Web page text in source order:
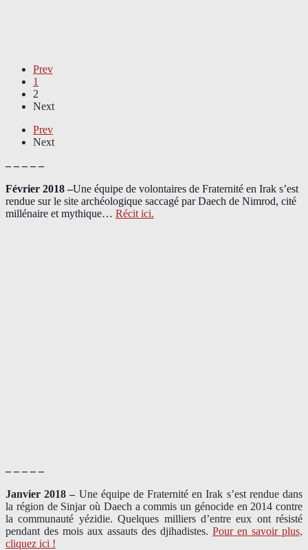
Prev
1
2
Next
Prev
Next
– – – – –
Février 2018 –Une équipe de volontaires de Fraternité en Irak s’est
rendue sur le site archéologique saccagé par Daech de Nimrod, cité
millénaire et mythique… Récit ici.
– – – – –
Janvier 2018 – Une équipe de Fraternité en Irak s’est rendue dans
la région de Sinjar où Daech a commis un génocide en 2014 contre
la communauté yézidie. Quelques milliers d’entre eux ont résisté
pendant des mois aux assauts des djihadistes. Pour en savoir plus,
cliquez ici !